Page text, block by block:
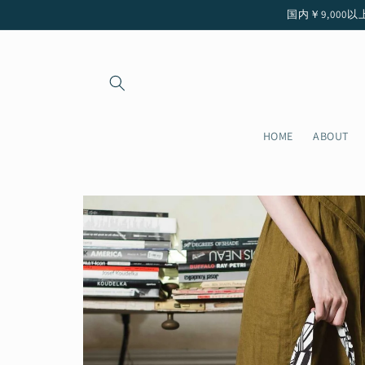
進む
国内￥9,000
HOME ABOUT
商品情
報にス
キップ